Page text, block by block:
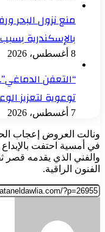
منع نزول البحر
بالإسكندرية بسبب
8 أغسطس، 2026
“التعفن
توعوية لتعزيز
7 أغسطس، 2026
ونالت العروض إعجاب
في أمسية احتفت
والفني الذي يقدمه قصر
الفنون الراقية.